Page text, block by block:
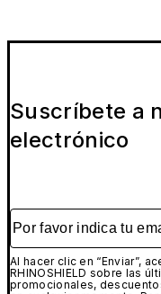
Suscríbete a
electrónico
Por favor indica tu
Al hacer clic en “Enviar”,
RHINOSHIELD sobre las
promocionales,